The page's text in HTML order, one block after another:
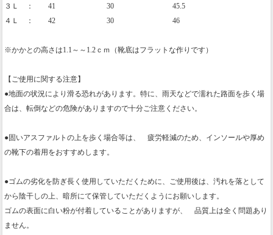
３Ｌ ： 41 30 45.5
４Ｌ ： 42 30 46
※かかとの高さは1.1～～1.2ｃｍ（靴底はフラットな作りです）
【ご使用に関する注意】
●地面の状況により滑る恐れがあります。特に、雨天などで濡れた路面を歩く場
合は、転倒などの危険がありますので十分ご注意ください。
●固いアスファルトの上を歩く場合等は、 疲労軽減のため、 インソールや厚め
の靴下の着用をおすすめします。
●ゴムの劣化を防ぎ長く使用していただくために、ご使用後は、汚れを落として
から陰干しの上、暗所にて保管していただくようにお願いします。
ゴムの表面に白い粉が付着していることがありますが、 品質上は全く問題あり
ません。